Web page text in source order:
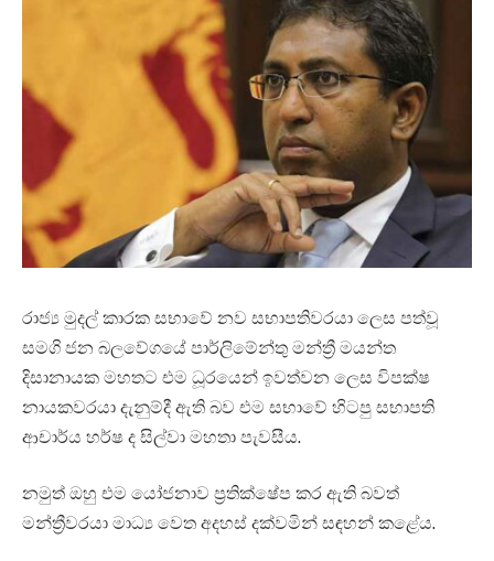
රාජ්‍ය මුදල් කාරක සභාවේ නව සභාපතිවරයා ලෙස පත්වූ
සමගි ජන බලවේගයේ පාර්ලිමේන්තු මන්ත්‍රී මයන්ත
දිසානායක මහතට එම ධූරයෙන් ඉවත්වන ලෙස විපක්ෂ
නායකවරයා දැනුම්දී ඇති බව එම සභාවේ හිටපු සභාපති
ආචාර්ය හර්ෂ ද සිල්වා මහතා පැවසීය.
නමුත් ඔහු එම යෝජනාව ප්‍රතික්ෂේප කර ඇති බවත්
මන්ත්‍රීවරයා මාධ්‍ය වෙත අදහස් දක්වමින් සඳහන් කළේය.